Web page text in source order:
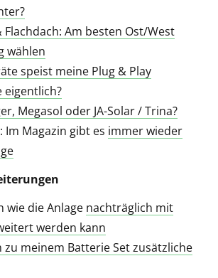
Flachdach: Am besten Ost/West
wählen
speist meine Plug & Play
eigentlich?
Megasol oder JA-Solar / Trina?
Im Magazin gibt es immer wieder
wie die Anlage nachträglich mit
werden kann
zu meinem Batterie Set zusätzliche